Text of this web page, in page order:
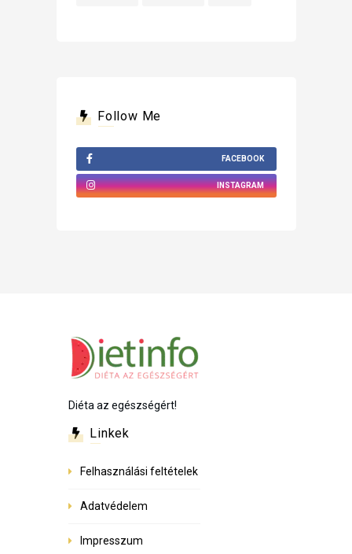
Follow Me
FACEBOOK
INSTAGRAM
Diéta az egészségért!
Linkek
Felhasználási feltételek
Adatvédelem
Impresszum